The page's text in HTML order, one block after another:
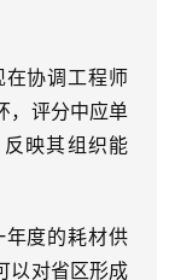
协调工程师
，评分中应单
映其组织能
度的耗材供
以对省区形成